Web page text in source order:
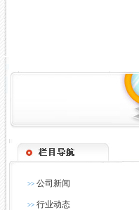
>> 公司新闻
>> 行业动态